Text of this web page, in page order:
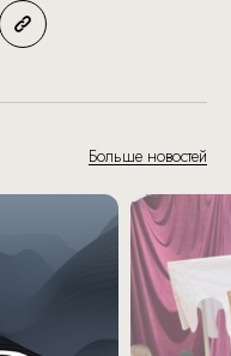
Больше новостей